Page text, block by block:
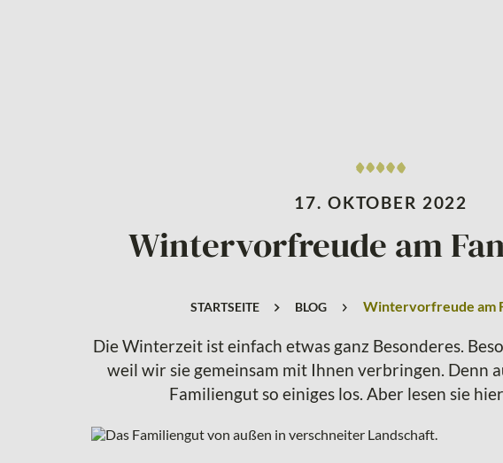
17. OKTOBER 2022
Wintervorfreude am
STARTSEITE BLOG Wintervorfreude am
Die Winterzeit ist einfach etwas ganz Besonderes.
weil wir sie gemeinsam mit Ihnen verbringen. Denn
Familiengut so einiges los. Aber lesen sie